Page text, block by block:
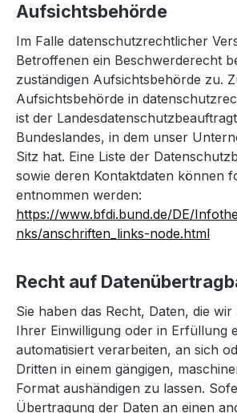
Aufsichtsbehörde
Im Falle datenschutzrechtlicher
Betroffenen ein Beschwerderecht
zuständigen Aufsichtsbehörde zu.
Aufsichtsbehörde in
ist der
Bundeslandes, in dem unser
Sitz hat. Eine Liste der
sowie deren Kontaktdaten können
entnommen werden:
https://www.bfdi.bund.de/DE/
nks/anschriften_links-node.html
Recht auf
Sie haben das Recht, Daten, die
Ihrer Einwilligung oder in Erfüllung
automatisiert verarbeiten, an sich
Dritten in einem gängigen,
Format aushändigen zu lassen.
Übertragung der Daten an einen